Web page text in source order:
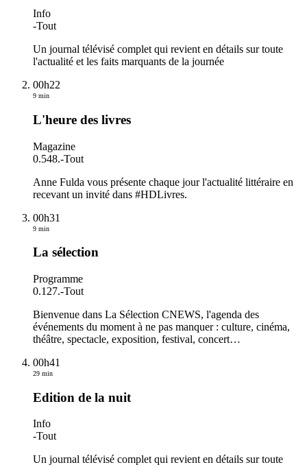
Info
-Tout
Un journal télévisé complet qui revient en détails sur toute
l'actualité et les faits marquants de la journée
00h22
9 min
L'heure des livres
Magazine
0.548.-Tout
Anne Fulda vous présente chaque jour l'actualité littéraire en
recevant un invité dans #HDLivres.
00h31
9 min
La sélection
Programme
0.127.-Tout
Bienvenue dans La Sélection CNEWS, l'agenda des
événements du moment à ne pas manquer : culture, cinéma,
théâtre, spectacle, exposition, festival, concert…
00h41
29 min
Edition de la nuit
Info
-Tout
Un journal télévisé complet qui revient en détails sur toute